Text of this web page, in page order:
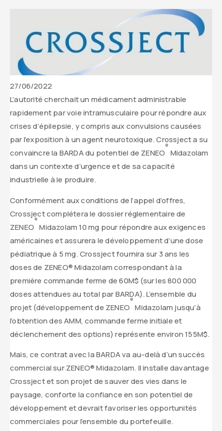
Date
de
parution
27/06/2022
Contenu
texte
de
l’actualité
L’autorité cherchait un médicament administrable
rapidement par voie intramusculaire pour répondre aux
crises d’épilepsie, y compris aux convulsions causées
par l’exposition à un agent neurotoxique. Crossject a su
convaincre la BARDA du potentiel de ZENEO
®
Midazolam
dans un contexte d’urgence et de sa capacité
industrielle à le produire.
Conformément aux conditions de l’appel d’offres,
Crossject complétera le dossier réglementaire de
ZENEO
®
Midazolam 10 mg pour répondre aux exigences
américaines et assurera le développement d’une dose
pédiatrique à 5 mg. Crossject fournira sur 3 ans les
doses de ZENEO® Midazolam correspondant à la
première commande ferme de 60M$ (sur les 800 000
doses attendues au total par BARDA). L’ensemble du
projet (développement de ZENEO
®
Midazolam jusqu’à
l’obtention des AMM, commande ferme initiale et
déclenchement des options) représente environ 155M$.
Mais, ce contrat avec la BARDA va au-delà d’un succès
commercial sur ZENEO® Midazolam. Il installe davantage
Crossject et son projet de sauver des vies dans le
paysage, conforte la confiance en son potentiel de
développement et devrait favoriser les opportunités
commerciales pour l’ensemble du portefeuille.